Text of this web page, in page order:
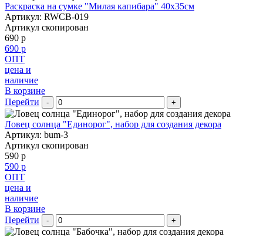
Раскраска на сумке "Милая капибара" 40х35см
Артикул: RWCB-019
Артикул скопирован
690 р
690 р
ОПТ
цена и
наличие
В корзине
Перейти
- +
Ловец солнца "Единорог", набор для создания декора
Артикул: bum-3
Артикул скопирован
590 р
590 р
ОПТ
цена и
наличие
В корзине
Перейти
- +